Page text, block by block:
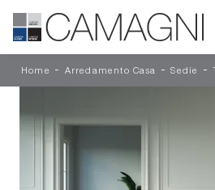
Home - Arredamento Casa -Sedie -